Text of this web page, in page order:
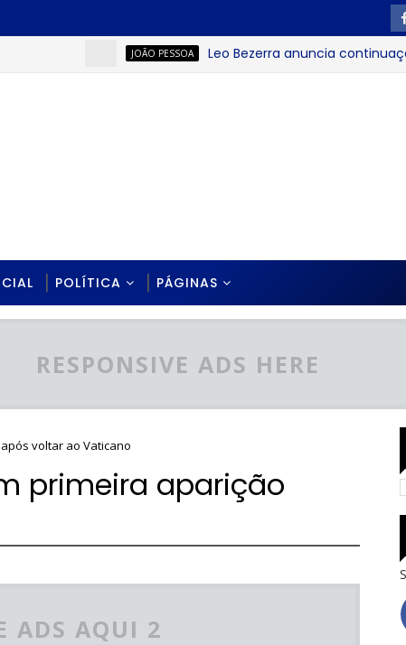
JOÃO PESSOA Leo Bezerra anuncia continuação
POLÍTICA PÁGINAS
RESPONSIVE ADS HERE
voltar ao Vaticano
primeira aparição
ADS AQUI 2